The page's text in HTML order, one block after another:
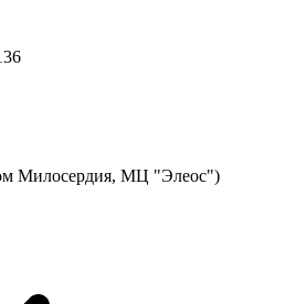
Милосердия, МЦ "Элеос")